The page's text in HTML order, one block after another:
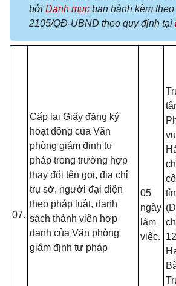
bởi Danh mục ban hành kèm
2105/QĐ-UBND theo quy định tại
07.
Cấp lại Giấy đăng ký
hoạt động của Văn
phòng giám định tư
pháp trong trường hợp
thay đổi tên gọi, địa chỉ
trụ sở, người đại diện
theo pháp luật, danh
sách thành viên hợp
danh của Văn phòng
giám định tư pháp
05
ngày
làm
việc.
vụ